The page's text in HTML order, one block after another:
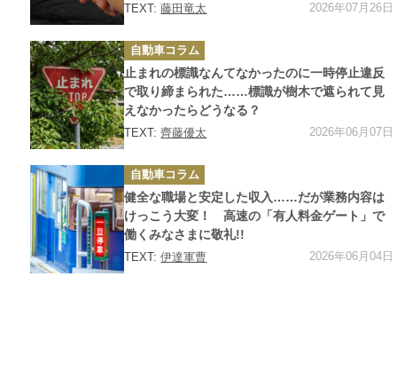
TEXT:藤田竜太 2026年07月26日
カ
テ
ゴ
リ
ー
自動車コラム
止まれの標識なんてなかったのに一時停止違反
で取り締まられた……標識が樹木で遮られて見
えなかったらどうなる？
TEXT:齊藤優太 2026年06月07日
カ
テ
ゴ
リ
ー
自動車コラム
健全な職場と安定した収入……だが業務内容は
けっこう大変！ 高速の「有人料金ゲート」で
働くみなさまに敬礼!!
TEXT:伊達軍曹 2026年06月04日